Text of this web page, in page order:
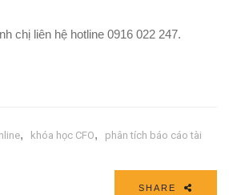
chị liên hệ hotline 0916 022 247.
, khóa học CFO,
phân tích báo cáo tài
SHARE